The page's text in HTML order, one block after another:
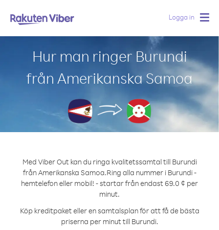
Logga in
Hur man ringer Burundi
från Amerikanska Samoa
Med Viber Out kan du ringa kvalitetssamtal till Burundi
från Amerikanska Samoa.Ring alla nummer i Burundi -
hemtelefon eller mobil! - startar från endast 69.0 ¢ per
minut.
Köp kreditpaket eller en samtalsplan för att få de bästa
priserna per minut till Burundi.